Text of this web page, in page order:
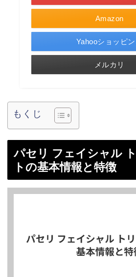
Amazon
Yahooショッピ
メルカリ
もくじ
パセリ フェイシャル
トの基本情報と特徴